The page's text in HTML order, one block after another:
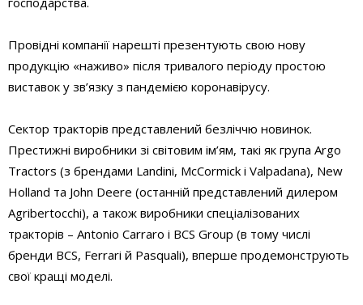
Провідні компанії нарешті презентують свою нову
продукцію «наживо» після тривалого періоду простою
виставок у зв’язку з пандемією коронавірусу.
Сектор тракторів представлений безліччю новинок.
Престижні виробники зі світовим ім’ям, такі як група Argo
Tractors (з брендами Landini, McCormick і Valpadana), New
Holland та John Deere (останній представлений дилером
Agribertocchi), а також виробники спеціалізованих
тракторів – Antonio Carraro і BCS Group (в тому числі
бренди BCS, Ferrari й Pasquali), вперше продемонструють
свої кращі моделі.